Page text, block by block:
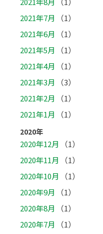
2021年7月
（1）
2021年6月
（1）
2021年5月
（1）
2021年4月
（1）
2021年3月
（3）
2021年2月
（1）
2021年1月
（1）
2020年
2020年12月
（1）
2020年11月
（1）
2020年10月
（1）
2020年9月
（1）
2020年8月
（1）
2020年7月
（1）